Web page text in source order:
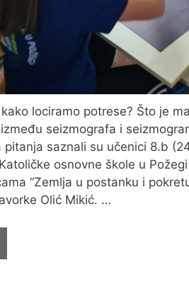
lociramo potrese? Što je
seizmografa i
pitanja saznali su učenici 8.b
osnovne škole u
“Zemlja u postanku i
Olić Mikić. …